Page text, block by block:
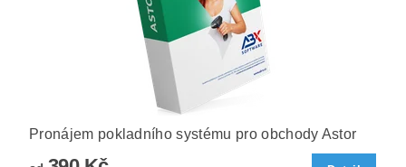
Pronájem pokladního systému pro obchody Astor